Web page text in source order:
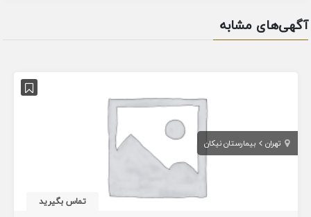
آگهی‌های مشابه
تهران بیمارستان نیکان
تماس بگیرید